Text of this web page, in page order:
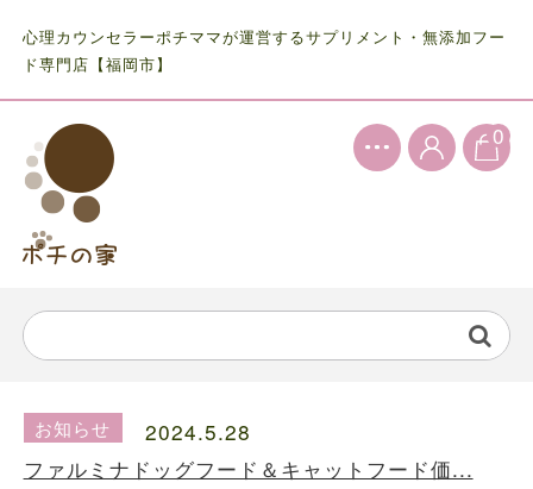
心理カウンセラーポチママが運営するサプリメント・無添加フー
ド専門店【福岡市】
0
ファルミナドッグフード＆キャットフード価...
お知らせ
2024.10.7
お知らせ
2024.5.28
ファルミナドッグフード＆キャットフード価...